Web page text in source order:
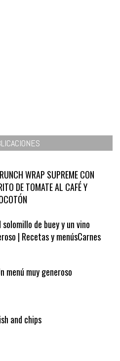
WRAP SUPREME CON
DE TOMATE AL CAFÉ Y
solomillo de buey y un vino
| Recetas y menúsCarnes
menú muy generoso
and chips